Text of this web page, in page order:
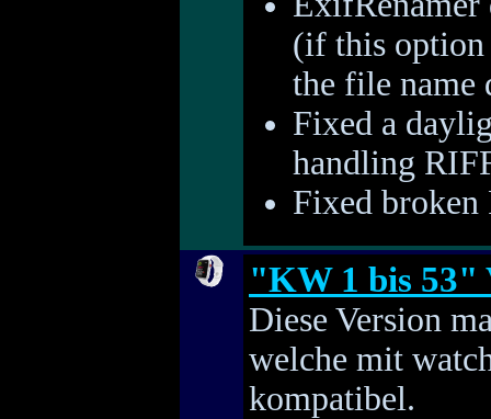
(if this option
the file name
Fixed a
handling
Fixed
"KW 1 bis 53"
Diese Version
welche mit
kompatibel.